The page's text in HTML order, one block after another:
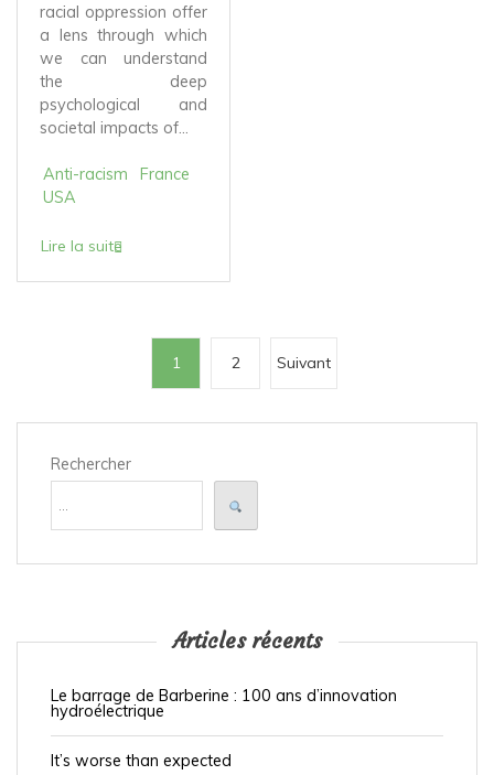
racial oppression offer
a lens through which
we can understand
the deep
psychological and
societal impacts of...
Anti-racism
France
USA
Lire la suite
g
t
1 2 Suivant
Rechercher
Articles récents
Le barrage de Barberine : 100 ans d’innovation
hydroélectrique
It’s worse than expected